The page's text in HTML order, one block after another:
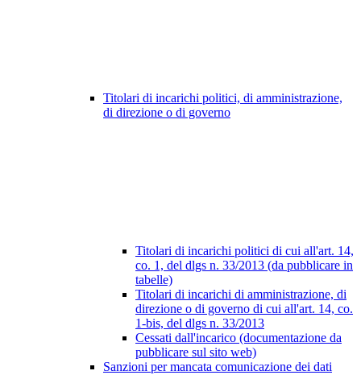
Titolari di incarichi politici, di amministrazione,
di direzione o di governo
Titolari di incarichi politici di cui all'art. 14,
co. 1, del dlgs n. 33/2013 (da pubblicare in
tabelle)
Titolari di incarichi di amministrazione, di
direzione o di governo di cui all'art. 14, co.
1-bis, del dlgs n. 33/2013
Cessati dall'incarico (documentazione da
pubblicare sul sito web)
Sanzioni per mancata comunicazione dei dati